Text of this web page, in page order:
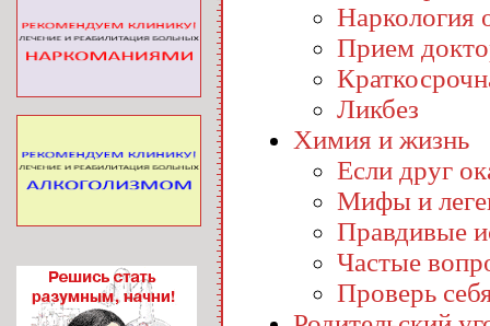
Наркология
Прием
Ликбез
Химия и жизнь
Если друг
Мифы и
Правдивые
Частые
Проверь